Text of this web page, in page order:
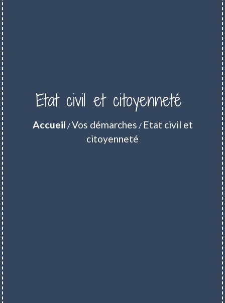
Etat civil et citoyenneté
Accueil /Vos démarches / Etat civil et
citoyenneté